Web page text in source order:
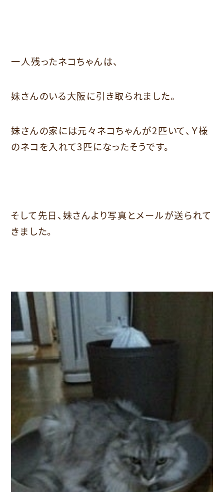
一人残ったネコちゃんは、
妹さんのいる大阪に引き取られました。
妹さんの家には元々ネコちゃんが2匹いて、Ｙ様
のネコを入れて3匹になったそうです。
そして先日、妹さんより写真とメールが送られて
きました。